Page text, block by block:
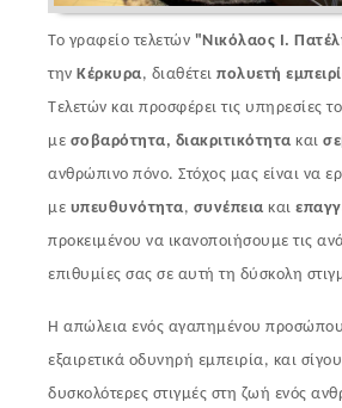
Το γραφείο τελετών "Νικόλαος Ι.
την Κέρκυρα, διαθέτει πολυετή
Τελετών και προσφέρει τις υπηρεσίες
με σοβαρότητα, διακριτικότητα και
ανθρώπινο πόνο. Στόχος μας είναι να
με υπευθυνότητα, συνέπεια και
προκειμένου να ικανοποιήσουμε τις
επιθυμίες σας σε αυτή τη δύσκολη
Η απώλεια ενός αγαπημένου προσώπου
εξαιρετικά οδυνηρή εμπειρία, και
δυσκολότερες στιγμές στη ζωή ενός